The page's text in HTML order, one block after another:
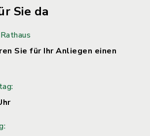
Sie da
Sie für Ihr Anliegen einen